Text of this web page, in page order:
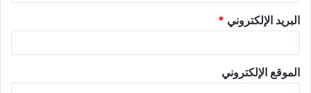
البريد الإلكتروني *
الموقع الإلكتروني